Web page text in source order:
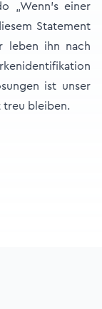
„Wenn’s einer
Statement
leben ihn nach
ist unser
treu bleiben.